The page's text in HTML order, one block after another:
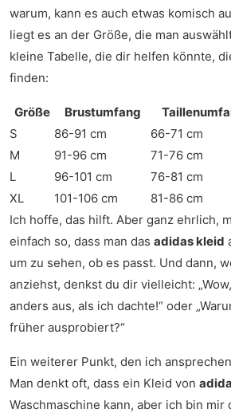
warum, kann es auch etwas komisch
liegt es an der Größe, die man
kleine Tabelle, die dir helfen könnte,
finden:
Größe Brustumfang
S
86-91 cm 66-71 cm
M
91-96 cm 71-76 cm
L
96-101 cm 76-81 cm
XL
101-106 cm 81-86 cm
Ich hoffe, das hilft. Aber ganz ehrlich,
einfach so, dass man das adidas kleid
um zu sehen, ob es passt. Und dann,
anziehst, denkst du dir vielleicht:
anders aus, als ich dachte!“ oder
früher ausprobiert?“
Ein weiterer Punkt, den ich
Man denkt oft, dass ein Kleid von
Waschmaschine kann, aber ich bin mir